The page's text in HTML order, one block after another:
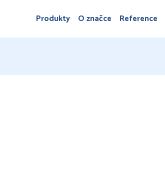
Produkty O značce Reference